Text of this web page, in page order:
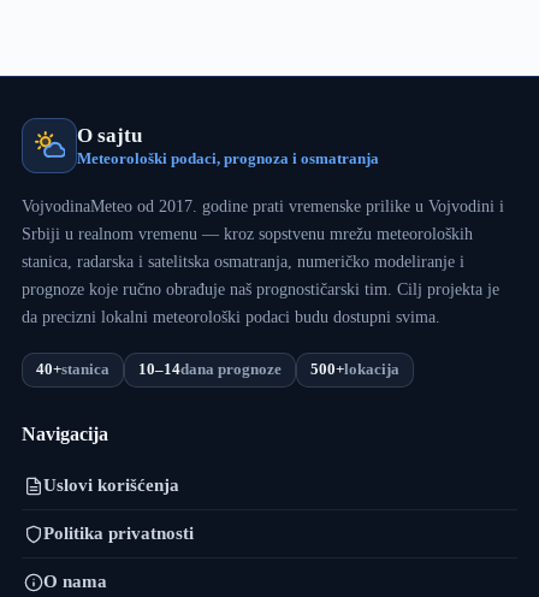
O sajtu
Meteorološki podaci, prognoza i osmatranja
VojvodinaMeteo od 2017. godine prati vremenske prilike u Vojvodini i
Srbiji u realnom vremenu — kroz sopstvenu mrežu meteoroloških
stanica, radarska i satelitska osmatranja, numeričko modeliranje i
prognoze koje ručno obrađuje naš prognostičarski tim. Cilj projekta je
da precizni lokalni meteorološki podaci budu dostupni svima.
40+stanica 10–14dana prognoze 500+lokacija
Navigacija
Uslovi korišćenja
Politika privatnosti
O nama